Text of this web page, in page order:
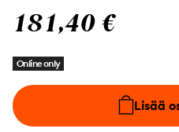
181,40 €
Online only
Lisää